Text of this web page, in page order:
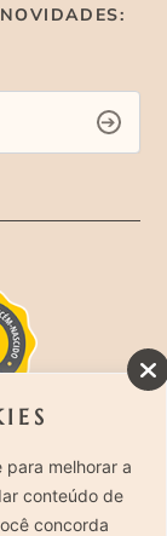
melhorar a
conteúdo de
concorda
São Paulo –
94494-1818